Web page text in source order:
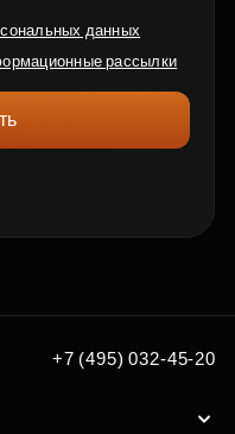
данных
рассылки
+7 (495) 032-45-20